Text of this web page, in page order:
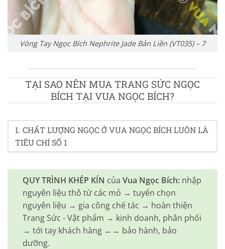
Vòng Tay Ngọc Bích Nephrite Jade Bản Liền (VT035) – 7
TẠI SAO NÊN MUA TRANG SỨC NGỌC
BÍCH TẠI VUA NGỌC BÍCH?
1. CHẤT LƯỢNG NGỌC Ở VUA NGỌC BÍCH LUÔN LÀ
TIÊU CHÍ SỐ 1
QUY TRÌNH KHÉP KÍN của Vua Ngọc Bích: nhập
nguyên liệu thô từ các mỏ → tuyển chọn
nguyên liệu → gia công chế tác → hoàn thiện
Trang Sức - Vật phẩm → kinh doanh, phân phối
→ tới tay khách hàng ←→ bảo hành, bảo
dưỡng.